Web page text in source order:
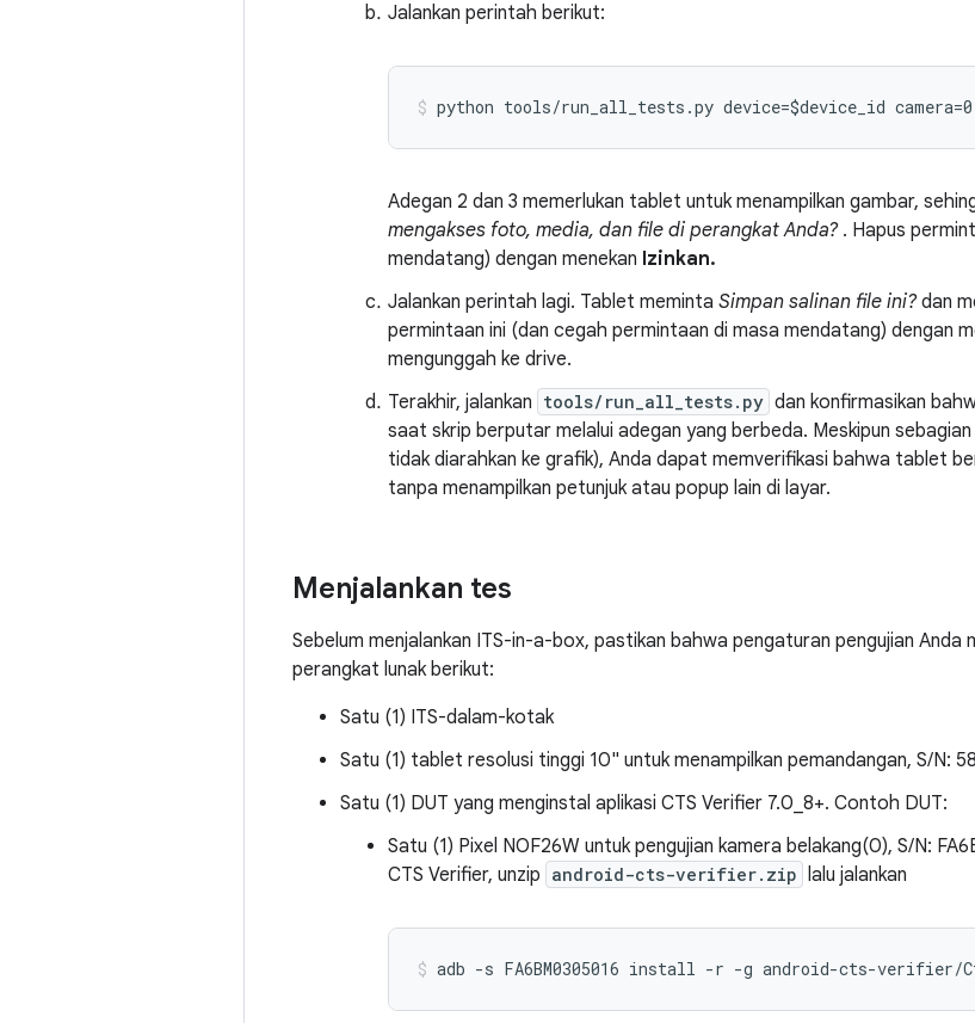
Jalankan perintah berikut:
Adegan 2 dan 3 memerlukan tablet untuk menampilkan gambar,
mengakses foto, media, dan file di perangkat Anda?. Hapus
mendatang) dengan menekan Izinkan.
Jalankan perintah lagi. Tablet meminta Simpan salinan file ini?dan
permintaan ini (dan cegah permintaan di masa mendatang) dengan
mengunggah ke drive.
Terakhir, jalankan tools/run_all_tests.py dan konfirmasikan
saat skrip berputar melalui adegan yang berbeda. Meskipun
tidak diarahkan ke grafik), Anda dapat memverifikasi bahwa tablet
tanpa menampilkan petunjuk atau popup lain di layar.
Menjalankan tes
Sebelum menjalankan ITS-in-a-box, pastikan bahwa pengaturan pengujian Anda
perangkat lunak berikut:
Satu (1) ITS-dalam-kotak
Satu (1) tablet resolusi tinggi 10" untuk menampilkan pemandangan, S/N:
Satu (1) DUT yang menginstal aplikasi CTS Verifier 7.0_8+. Contoh DUT:
Satu (1) Pixel NOF26W untuk pengujian kamera belakang(0), S/N:
CTS Verifier, unzip android-cts-verifier.zip lalu jalankan